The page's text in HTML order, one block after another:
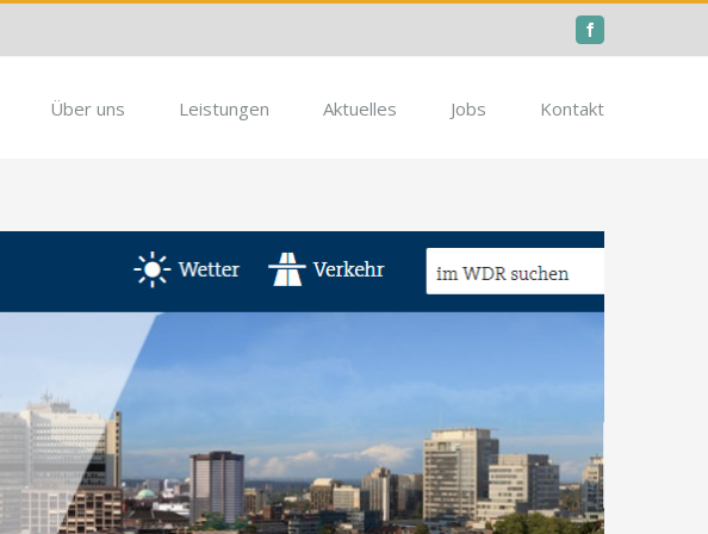
Über uns Leistungen Aktuelles Jobs Kontakt